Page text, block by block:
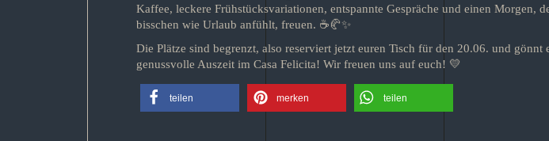
Kaffee, leckere Frühstücksvariationen, entspannte Gespräche und einen Morgen,
bisschen wie Urlaub anfühlt, freuen. ☕🥐✨
Die Plätze sind begrenzt, also reserviert jetzt euren Tisch für den 20.06. und gönnt
genussvolle Auszeit im Casa Felicita! Wir freuen uns auf euch! 💛
teilen merken teilen